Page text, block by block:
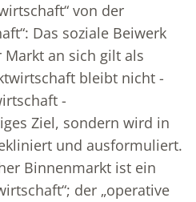
von der
Das soziale Beiwerk
an sich gilt als
bleibt nicht -
-
Ziel, sondern wird in
und ausformuliert.
Binnenmarkt ist ein
der „operative